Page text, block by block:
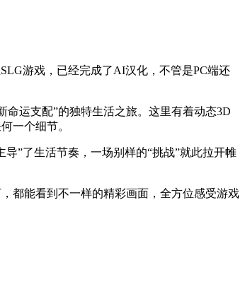
游戏，已经完成了AI汉化，不管是PC端还
运支配”的独特生活之旅。这里有着动态3D
一个细节。
”了生活节奏，一场别样的“挑战”就此拉开帷
都能看到不一样的精彩画面，全方位感受游戏